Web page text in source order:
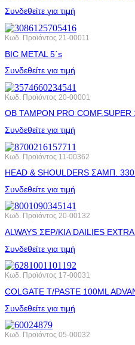
Συνδεθείτε για τιμή
Κωδ. Προϊόντος 21-00011
BIC METAL 5΄s
Συνδεθείτε για τιμή
Κωδ. Προϊόντος 20-00001
OB ΤΑΜΡΟΝ PRO
Συνδεθείτε για τιμή
Κωδ. Προϊόντος 11-00362
HEAD & SHOULDERS ΣΑΜΠ.
Συνδεθείτε για τιμή
Κωδ. Προϊόντος 20-00132
ALWAYS ΣΕΡ/ΚΙA DAILIES
Συνδεθείτε για τιμή
Κωδ. Προϊόντος 17-00031
COLGATE T/PASTE 100ML
Συνδεθείτε για τιμή
Κωδ. Προϊόντος 05-00032